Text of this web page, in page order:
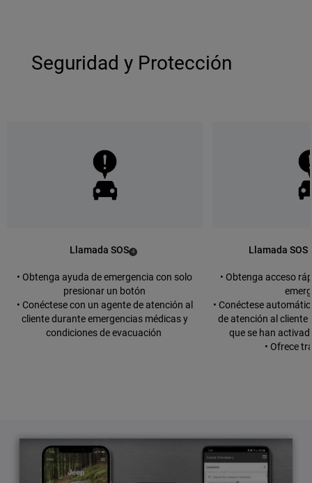
Seguridad y Protección
Llamada SOS (
Disclosure
4)
• Obtenga ayuda de emergencia con solo
presionar un botón
• Conéctese con un agente de atención al
cliente durante emergencias médicas y
condiciones de evacuación
Llamada
• Obtenga acceso
• Conéctese
de atención al cliente
que se han
• Ofrece